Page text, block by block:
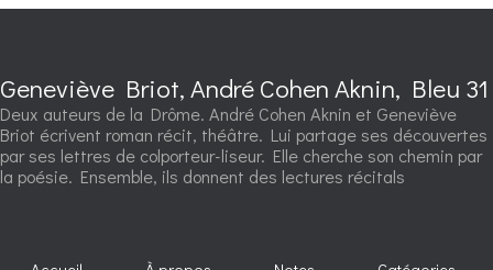
Geneviève Briot, André Cohen Aknin, Bleu 31
Deux auteurs de la Drôme. André Cohen Aknin et Geneviève
Briot écrivent roman récit, théâtre. Lui partage ses découvertes
par ses lettres de colporteur-liseur. Elle cherche son chemin par
la poésie. Ensemble, ils donnent des lectures récitals